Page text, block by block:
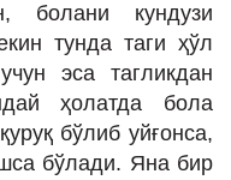
болани кундузи
тунда таги ҳўл
эса тагликдан
ҳолатда бола
бўлиб уйғонса,
бўлади. Яна бир